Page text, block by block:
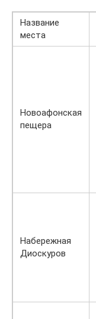
Название
места
Новоафонская
пещера
Набережная
Диоскуров